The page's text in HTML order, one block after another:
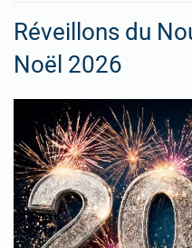
Réveillons du
Noël 2026